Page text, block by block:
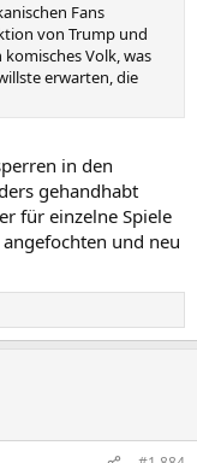
Fans
von Trump und
Volk, was
erwarten, die
in den
gehandhabt
für einzelne Spiele
und neu